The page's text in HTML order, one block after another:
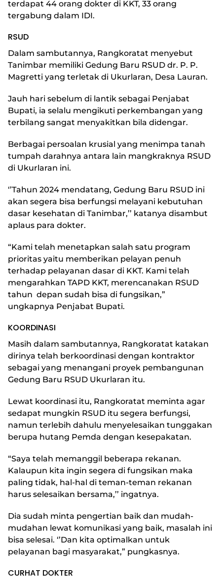
terdapat 44 orang dokter di KKT, 33 orang
tergabung dalam IDI.
RSUD
Dalam sambutannya, Rangkoratat menyebut
Tanimbar memiliki Gedung Baru RSUD dr. P. P.
Magretti yang terletak di Ukurlaran, Desa Lauran.
Jauh hari sebelum di lantik sebagai Penjabat
Bupati, ia selalu mengikuti perkembangan yang
terbilang sangat menyakitkan bila didengar.
Berbagai persoalan krusial yang menimpa tanah
tumpah darahnya antara lain mangkraknya RSUD
di Ukurlaran ini.
‘’Tahun 2024 mendatang, Gedung Baru RSUD ini
akan segera bisa berfungsi melayani kebutuhan
dasar kesehatan di Tanimbar,’’ katanya disambut
aplaus para dokter.
“Kami telah menetapkan salah satu program
prioritas yaitu memberikan pelayan penuh
terhadap pelayanan dasar di KKT. Kami telah
mengarahkan TAPD KKT, merencanakan RSUD
tahun depan sudah bisa di fungsikan,”
ungkapnya Penjabat Bupati.
KOORDINASI
Masih dalam sambutannya, Rangkoratat katakan
dirinya telah berkoordinasi dengan kontraktor
sebagai yang menangani proyek pembangunan
Gedung Baru RSUD Ukurlaran itu.
Lewat koordinasi itu, Rangkoratat meminta agar
sedapat mungkin RSUD itu segera berfungsi,
namun terlebih dahulu menyelesaikan tunggakan
berupa hutang Pemda dengan kesepakatan.
“Saya telah memanggil beberapa rekanan.
Kalaupun kita ingin segera di fungsikan maka
paling tidak, hal-hal di teman-teman rekanan
harus selesaikan bersama,’’ ingatnya.
Dia sudah minta pengertian baik dan mudah-
mudahan lewat komunikasi yang baik, masalah ini
bisa selesai. ‘’Dan kita optimalkan untuk
pelayanan bagi masyarakat,” pungkasnya.
CURHAT DOKTER